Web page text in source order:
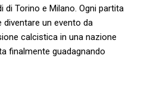
di Torino e Milano. Ogni partita
diventare un evento ​da
​calcistica in una nazione
finalmente⁤ guadagnando